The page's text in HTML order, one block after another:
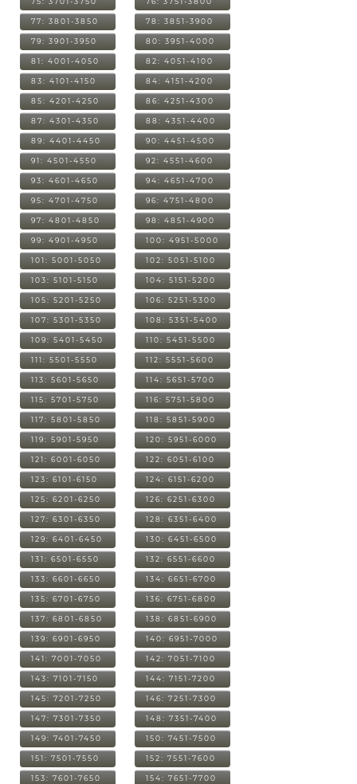
77: 3801-3850 78: 3851-3900
79: 3901-3950 80: 3951-4000
81: 4001-4050 82: 4051-4100
83: 4101-4150 84: 4151-4200
85: 4201-4250 86: 4251-4300
87: 4301-4350 88: 4351-4400
89: 4401-4450 90: 4451-4500
91: 4501-4550 92: 4551-4600
93: 4601-4650 94: 4651-4700
95: 4701-4750 96: 4751-4800
97: 4801-4850 98: 4851-4900
99: 4901-4950 100: 4951-5000
101: 5001-5050 102: 5051-5100
103: 5101-5150 104: 5151-5200
105: 5201-5250 106: 5251-5300
107: 5301-5350 108: 5351-5400
109: 5401-5450 110: 5451-5500
111: 5501-5550 112: 5551-5600
113: 5601-5650 114: 5651-5700
115: 5701-5750 116: 5751-5800
117: 5801-5850 118: 5851-5900
119: 5901-5950 120: 5951-6000
121: 6001-6050 122: 6051-6100
123: 6101-6150 124: 6151-6200
125: 6201-6250 126: 6251-6300
127: 6301-6350 128: 6351-6400
129: 6401-6450 130: 6451-6500
131: 6501-6550 132: 6551-6600
133: 6601-6650 134: 6651-6700
135: 6701-6750 136: 6751-6800
137: 6801-6850 138: 6851-6900
139: 6901-6950 140: 6951-7000
141: 7001-7050 142: 7051-7100
143: 7101-7150 144: 7151-7200
145: 7201-7250 146: 7251-7300
147: 7301-7350 148: 7351-7400
149: 7401-7450 150: 7451-7500
151: 7501-7550 152: 7551-7600
153: 7601-7650 154: 7651-7700